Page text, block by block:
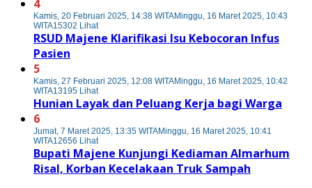
4
Kamis, 20 Februari 2025, 14:38 WITAMinggu, 16 Maret 2025, 10:43
WITA15302 Lihat
RSUD Majene Klarifikasi Isu Kebocoran Infus
Pasien
5
Kamis, 27 Februari 2025, 12:08 WITAMinggu, 16 Maret 2025, 10:42
WITA13195 Lihat
Hunian Layak dan Peluang Kerja bagi Warga
6
Jumat, 7 Maret 2025, 13:35 WITAMinggu, 16 Maret 2025, 10:41
WITA12656 Lihat
Bupati Majene Kunjungi Kediaman Almarhum
Risal, Korban Kecelakaan Truk Sampah